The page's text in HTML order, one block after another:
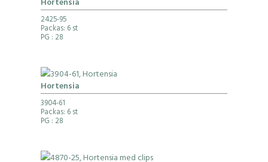
Hortensia
2425-95
Packas: 6 st
PG : 28
Hortensia
3904-61
Packas: 6 st
PG : 28